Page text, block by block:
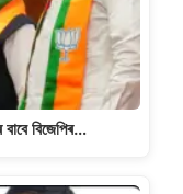
বাবে বিজেপিৰ…